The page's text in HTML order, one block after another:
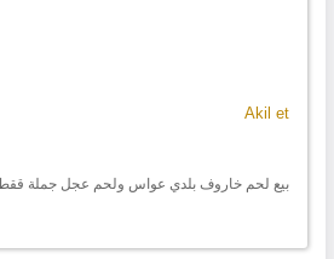
Akil et
بيع لحم خاروف بلدي عواس ولحم عجل جملة ققط